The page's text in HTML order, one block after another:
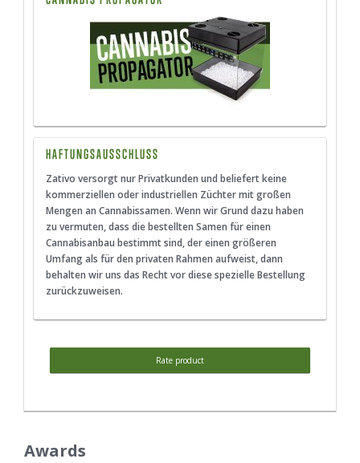
HAFTUNGSAUSSCHLUSS
Zativo versorgt nur Privatkunden und beliefert keine
kommerziellen oder industriellen Züchter mit großen
Mengen an Cannabissamen. Wenn wir Grund dazu haben
zu vermuten, dass die bestellten Samen für einen
Cannabisanbau bestimmt sind, der einen größeren
Umfang als für den privaten Rahmen aufweist, dann
behalten wir uns das Recht vor diese spezielle Bestellung
zurückzuweisen.
Rate product
Awards